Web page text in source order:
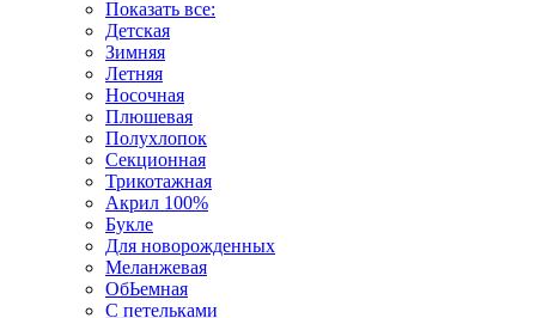
Показать все:
Детская
Зимняя
Летняя
Носочная
Плюшевая
Полухлопок
Секционная
Трикотажная
Акрил 100%
Букле
Для новорожденных
Меланжевая
ОбЬемная
С петельками